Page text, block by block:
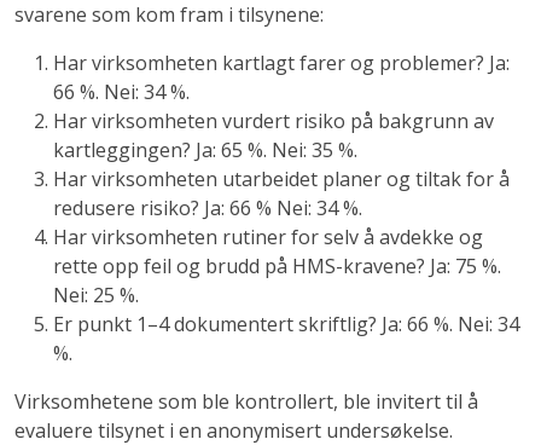
svarene som kom fram i tilsynene:
Har virksomheten kartlagt farer og problemer? Ja:
66 %. Nei: 34 %.
Har virksomheten vurdert risiko på bakgrunn av
kartleggingen? Ja: 65 %. Nei: 35 %.
Har virksomheten utarbeidet planer og tiltak for å
redusere risiko? Ja: 66 % Nei: 34 %.
Har virksomheten rutiner for selv å avdekke og
rette opp feil og brudd på HMS-kravene? Ja: 75 %.
Nei: 25 %.
Er punkt 1–4 dokumentert skriftlig? Ja: 66 %. Nei: 34
%.
Virksomhetene som ble kontrollert, ble invitert til å
evaluere tilsynet i en anonymisert undersøkelse.